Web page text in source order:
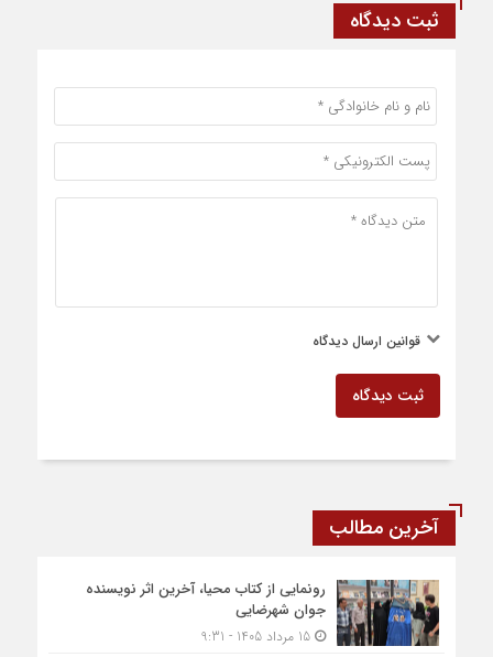
ثبت دیدگاه
قوانین ارسال دیدگاه
ثبت دیدگاه
آخرین مطالب
رونمایی از کتاب محیا، آخرین اثر نویسنده
جوان شهرضایی
15 مرداد 1405 - 9:31